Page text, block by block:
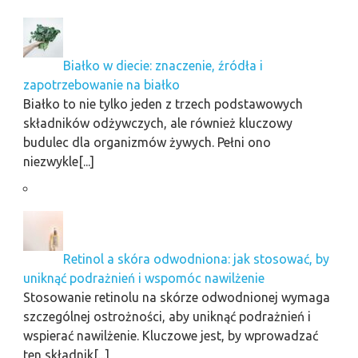
Białko w diecie: znaczenie, źródła i
zapotrzebowanie na białko
Białko to nie tylko jeden z trzech podstawowych
składników odżywczych, ale również kluczowy
budulec dla organizmów żywych. Pełni ono
niezwykle[...]
Retinol a skóra odwodniona: jak stosować, by
uniknąć podrażnień i wspomóc nawilżenie
Stosowanie retinolu na skórze odwodnionej wymaga
szczególnej ostrożności, aby uniknąć podrażnień i
wspierać nawilżenie. Kluczowe jest, by wprowadzać
ten składnik[...]